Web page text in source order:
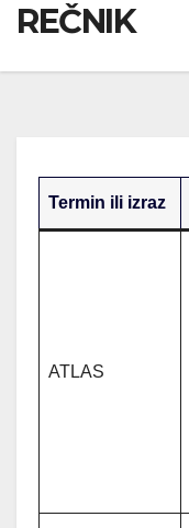
REČNIK
Termin ili izraz
ATLAS